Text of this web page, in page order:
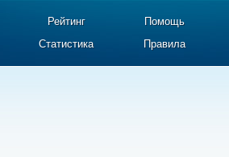
Рейтинг Помощь
Статистика Правила